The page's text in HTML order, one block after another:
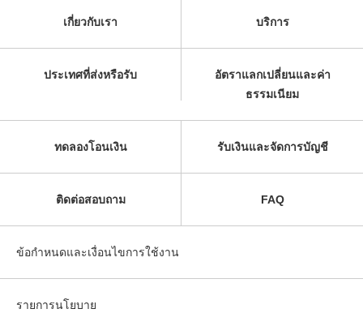
เกี่ยวกับเรา บริการ
ประเทศที่ส่งหรือรับ
อัตราแลกเปลี่ยนและค่า
ธรรมเนียม
ทดลองโอนเงิน รับเงินและจัดการบัญชี
ติดต่อสอบถาม FAQ
ข้อกำหนดและเงื่อนไขการใช้งาน
รายการนโยบาย